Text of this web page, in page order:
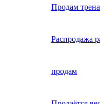
Продам
Распродажа
продам